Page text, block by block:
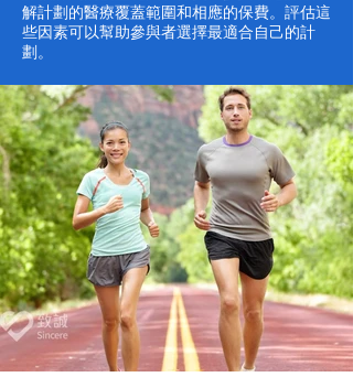
解計劃的醫療覆蓋範圍和相應的保費。評估這
些因素可以幫助參與者選擇最適合自己的計
劃。